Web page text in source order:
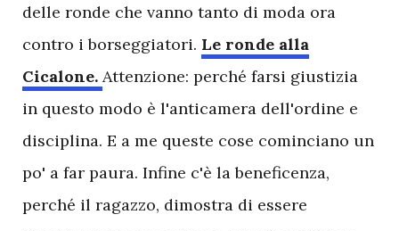
delle ronde che vanno tanto di moda ora
contro i borseggiatori. Le ronde alla
Cicalone. Attenzione: perché farsi giustizia
in questo modo è l'anticamera dell'ordine e
disciplina. E a me queste cose cominciano un
po' a far paura. Infine c'è la beneficenza,
perché il ragazzo, dimostra di essere